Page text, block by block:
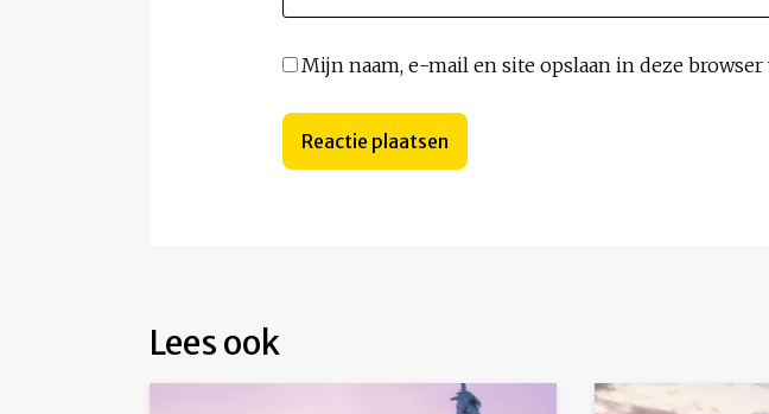
Mijn naam, e-mail en site opslaan in deze
Lees ook